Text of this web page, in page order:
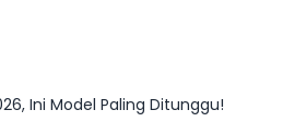
Ini Model Paling Ditunggu!